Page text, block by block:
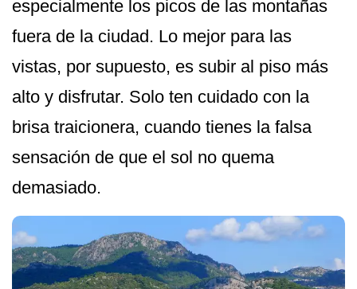
especialmente los picos de las montañas
fuera de la ciudad. Lo mejor para las
vistas, por supuesto, es subir al piso más
alto y disfrutar. Solo ten cuidado con la
brisa traicionera, cuando tienes la falsa
sensación de que el sol no quema
demasiado.